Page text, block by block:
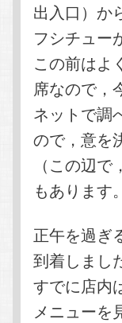
ン
ツ
へ
移
動
ツ
へ
移
動
出入口）か
フシチュー
この前はよ
席なので，
ネットで調
ので，意を
（この辺
もあります
正午を過ぎ
到着しまし
すでに店内
メニューを